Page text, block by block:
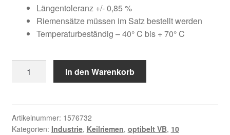
Kundeninformationen
Shop
Warenkorb
war:
20,93 €
ist:
16,82 €.
Längentoleranz +/- 0,85 %
Riemensätze müssen im Satz bestellt werden
Temperaturbeständig – 40° C bis + 70° C
In den Warenkorb
Artikelnummer: 1576732
Kategorien: Industrie, Keilriemen, optibelt VB, 10